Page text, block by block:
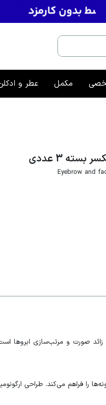
مکمل عطر و
3 عددی
Eyebrow and
را فراهم می‌کند. طراحی